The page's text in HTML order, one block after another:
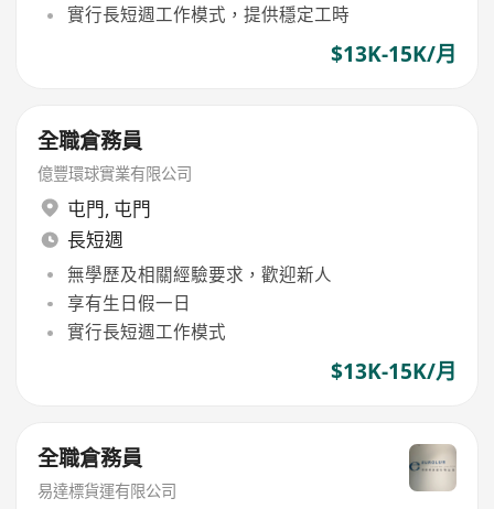
實行長短週工作模式，提供穩定工時
$13K-15K/月
全職倉務員
億豐環球實業有限公司
屯門, 屯門
長短週
無學歷及相關經驗要求，歡迎新人
享有生日假一日
實行長短週工作模式
$13K-15K/月
全職倉務員
易達標貨運有限公司